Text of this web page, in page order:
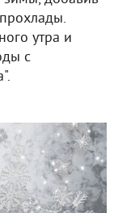
утра и
с